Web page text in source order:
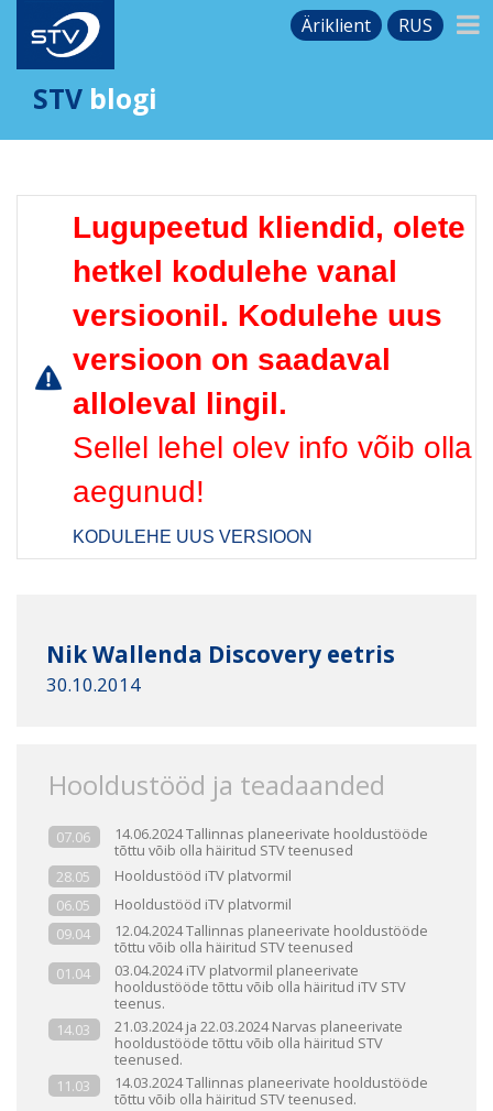
Äriklient RUS
STV blogi
Lugupeetud kliendid, olete
hetkel kodulehe vanal
versioonil. Kodulehe uus
versioon on saadaval
alloleval lingil.
Sellel lehel olev info võib olla
aegunud!
KODULEHE UUS VERSIOON
Nik Wallenda Discovery eetris
30.10.2014
Hooldustööd ja teadaanded
07.06
14.06.2024 Tallinnas planeerivate hooldustööde
tõttu võib olla häiritud STV teenused
28.05
Hooldustööd iTV platvormil
06.05
Hooldustööd iTV platvormil
09.04
12.04.2024 Tallinnas planeerivate hooldustööde
tõttu võib olla häiritud STV teenused
01.04
03.04.2024 iTV platvormil planeerivate
hooldustööde tõttu võib olla häiritud iTV STV
teenus.
14.03
21.03.2024 ja 22.03.2024 Narvas planeerivate
hooldustööde tõttu võib olla häiritud STV
teenused.
11.03
14.03.2024 Tallinnas planeerivate hooldustööde
tõttu võib olla häiritud STV teenused.